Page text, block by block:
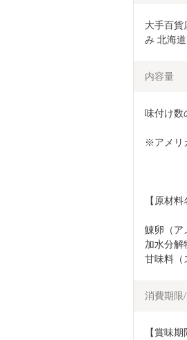
大手百貨
み 北海
内容量
味付け数
※アメリ
【原材料
鯟卵（ア
加水分解
甘味料（
消費期限
【賞味期